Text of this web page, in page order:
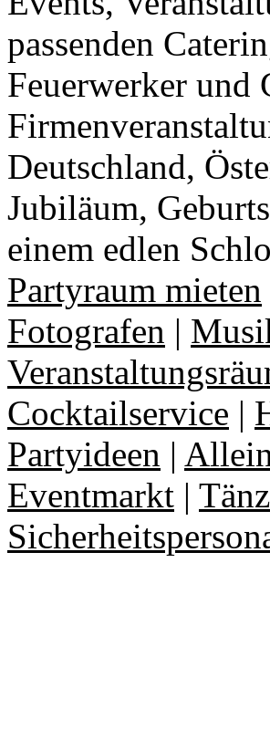
passenden
Feuerwerker und
Deutschland,
Jubiläum,
einem edlen
Partyraum mieten
Fotografen |
Cocktailservice |
Partyideen |
Eventmarkt |